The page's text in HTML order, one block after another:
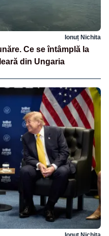
Ionuț Nichita
Ce se întâmplă la
din Ungaria